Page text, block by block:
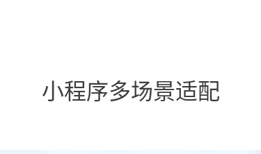
小程序多场景适配